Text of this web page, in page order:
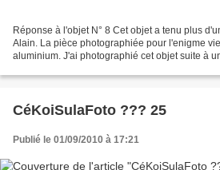
Réponse à l'objet N° 8 Cet objet a tenu plus
Alain. La pièce photographiée pour l'enigme
aluminium. J'ai photographié cet objet suite à
CéKoiSulaFoto ??? 25
Publié le 01/09/2010 à 17:21